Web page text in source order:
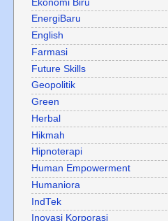
Ekonomi Biru
EnergiBaru
English
Farmasi
Future Skills
Geopolitik
Green
Herbal
Hikmah
Hipnoterapi
Human Empowerment
Humaniora
IndTek
Inovasi Korporasi